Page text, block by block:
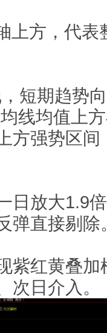
上方，代表
短期趋势
线均值上
方强势区
日放大1.9
弹直接剔除
紫红黄叠
次日介入。